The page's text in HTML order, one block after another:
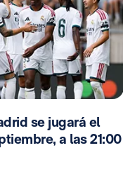
se jugará el
a las 21:00